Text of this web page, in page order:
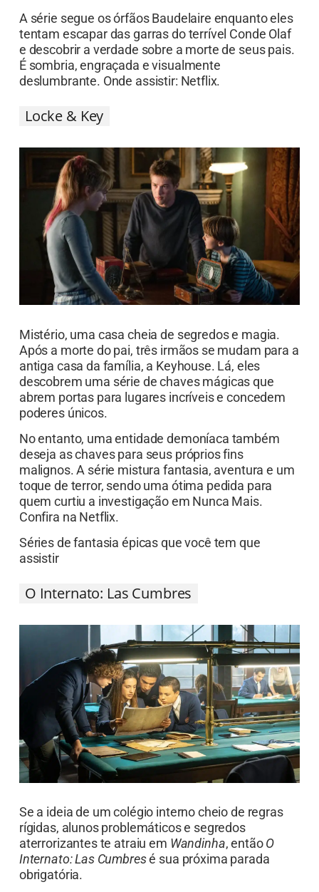
A série segue os órfãos Baudelaire enquanto eles
tentam escapar das garras do terrível Conde Olaf
e descobrir a verdade sobre a morte de seus pais.
É sombria, engraçada e visualmente
deslumbrante. Onde assistir: Netflix.
Locke & Key
Mistério, uma casa cheia de segredos e magia.
Após a morte do pai, três irmãos se mudam para a
antiga casa da família, a Keyhouse. Lá, eles
descobrem uma série de chaves mágicas que
abrem portas para lugares incríveis e concedem
poderes únicos.
No entanto, uma entidade demoníaca também
deseja as chaves para seus próprios fins
malignos. A série mistura fantasia, aventura e um
toque de terror, sendo uma ótima pedida para
quem curtiu a investigação em Nunca Mais.
Confira na Netflix.
Séries de fantasia épicas que você tem que
assistir
O Internato: Las Cumbres
Se a ideia de um colégio interno cheio de regras
rígidas, alunos problemáticos e segredos
aterrorizantes te atraiu em Wandinha, entãoO
Internato: Las Cumbresé sua próxima parada
obrigatória.